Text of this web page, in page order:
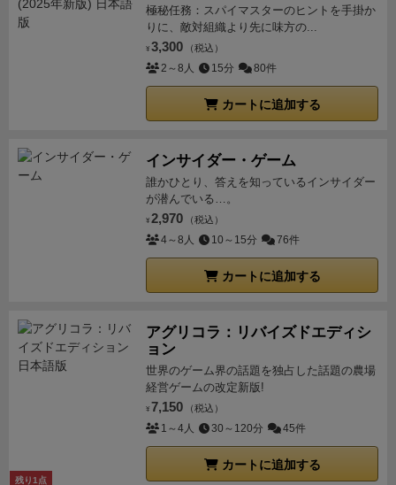
極秘任務：スパイマスターのヒントを手掛か
りに、敵対組織より先に味方の...
¥ 3,300 （税込）
2～8人 15分 80件
カートに追加する
インサイダー・ゲーム
誰かひとり、答えを知っているインサイダー
が潜んでいる…。
¥ 2,970 （税込）
4～8人 10～15分 76件
カートに追加する
残り1点
アグリコラ：リバイズドエディシ
ョン
世界のゲーム界の話題を独占した話題の農場
経営ゲームの改定新版!
¥ 7,150 （税込）
1～4人 30～120分 45件
カートに追加する